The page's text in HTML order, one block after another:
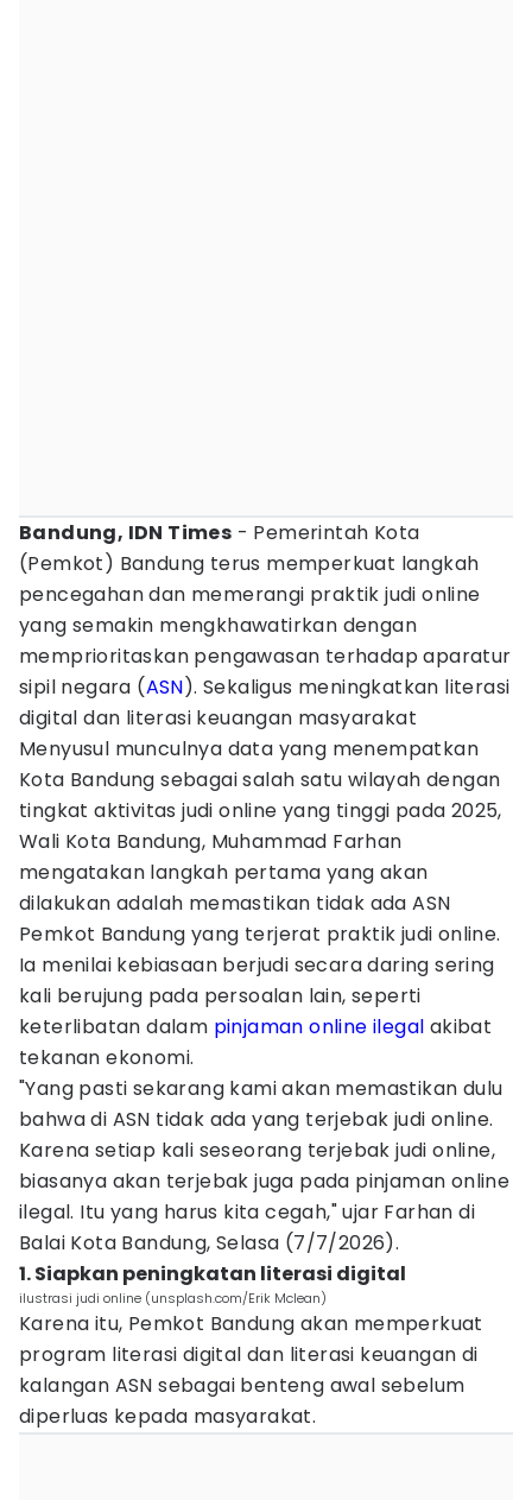
Bandung, IDN Times - Pemerintah Kota
(Pemkot) Bandung terus memperkuat langkah
pencegahan dan memerangi praktik judi online
yang semakin mengkhawatirkan dengan
memprioritaskan pengawasan terhadap aparatur
sipil negara (ASN). Sekaligus meningkatkan literasi
digital dan literasi keuangan masyarakat
Menyusul munculnya data yang menempatkan
Kota Bandung sebagai salah satu wilayah dengan
tingkat aktivitas judi online yang tinggi pada 2025,
Wali Kota Bandung, Muhammad Farhan
mengatakan langkah pertama yang akan
dilakukan adalah memastikan tidak ada ASN
Pemkot Bandung yang terjerat praktik judi online.
Ia menilai kebiasaan berjudi secara daring sering
kali berujung pada persoalan lain, seperti
keterlibatan dalam pinjaman online ilegal akibat
tekanan ekonomi.
"Yang pasti sekarang kami akan memastikan dulu
bahwa di ASN tidak ada yang terjebak judi online.
Karena setiap kali seseorang terjebak judi online,
biasanya akan terjebak juga pada pinjaman online
ilegal. Itu yang harus kita cegah," ujar Farhan di
Balai Kota Bandung, Selasa (7/7/2026).
1. Siapkan peningkatan literasi digital
ilustrasi judi online (unsplash.com/Erik Mclean)
Karena itu, Pemkot Bandung akan memperkuat
program literasi digital dan literasi keuangan di
kalangan ASN sebagai benteng awal sebelum
diperluas kepada masyarakat.